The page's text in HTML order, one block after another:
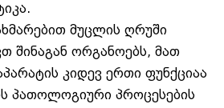
მუცლის ღრუში
შინაგან ორგანოებს, მათ
კიდევ ერთი ფუნქციაა
პათოლოგიური პროცესების